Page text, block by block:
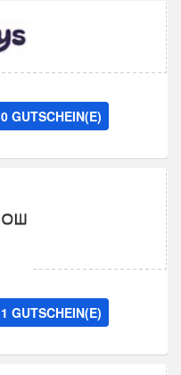
0 GUTSCHEIN(E)
1 GUTSCHEIN(E)